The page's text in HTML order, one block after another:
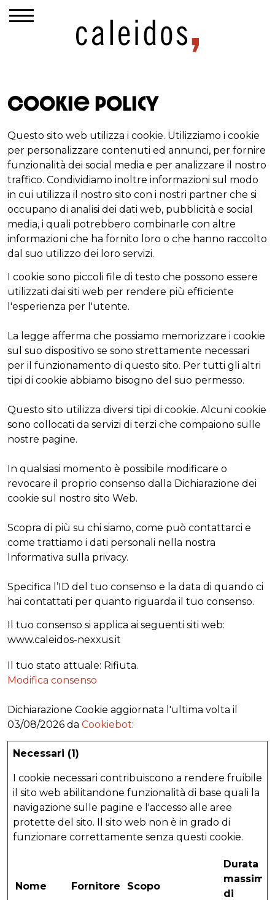
Cookie Policy
Questo sito web utilizza i cookie. Utilizziamo i cookie
per personalizzare contenuti ed annunci, per fornire
funzionalità dei social media e per analizzare il nostro
traffico. Condividiamo inoltre informazioni sul modo
in cui utilizza il nostro sito con i nostri partner che si
occupano di analisi dei dati web, pubblicità e social
media, i quali potrebbero combinarle con altre
informazioni che ha fornito loro o che hanno raccolto
dal suo utilizzo dei loro servizi.
I cookie sono piccoli file di testo che possono essere
utilizzati dai siti web per rendere più efficiente
l'esperienza per l'utente.
La legge afferma che possiamo memorizzare i cookie
sul suo dispositivo se sono strettamente necessari
per il funzionamento di questo sito. Per tutti gli altri
tipi di cookie abbiamo bisogno del suo permesso.
Questo sito utilizza diversi tipi di cookie. Alcuni cookie
sono collocati da servizi di terzi che compaiono sulle
nostre pagine.
In qualsiasi momento è possibile modificare o
revocare il proprio consenso dalla Dichiarazione dei
cookie sul nostro sito Web.
Scopra di più su chi siamo, come può contattarci e
come trattiamo i dati personali nella nostra
Informativa sulla privacy.
Specifica l’ID del tuo consenso e la data di quando ci
hai contattati per quanto riguarda il tuo consenso.
Il tuo consenso si applica ai seguenti siti web:
www.caleidos-nexxus.it
Il tuo stato attuale: Rifiuta.
Modifica consenso
Dichiarazione Cookie aggiornata l'ultima volta il
03/08/2026 da Cookiebot:
Necessari (1)
I cookie necessari contribuiscono a rendere fruibile
il sito web abilitandone funzionalità di base quali la
navigazione sulle pagine e l'accesso alle aree
protette del sito. Il sito web non è in grado di
funzionare correttamente senza questi cookie.
Nome Fornitore Scopo
Durata
massima
di